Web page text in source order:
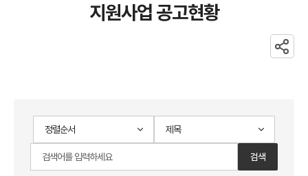
지원사업 공고현황
공유
지원사업
공고현황
게시물
검색
검색순서
검색
검색어
검색